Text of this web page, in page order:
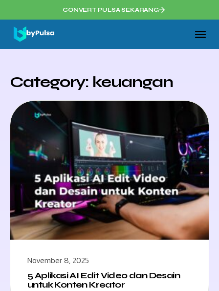
CONVERT PULSA SEKARANG
Category: keuangan
November 8, 2025
5 Aplikasi AI Edit Video dan Desain
untuk Konten Kreator